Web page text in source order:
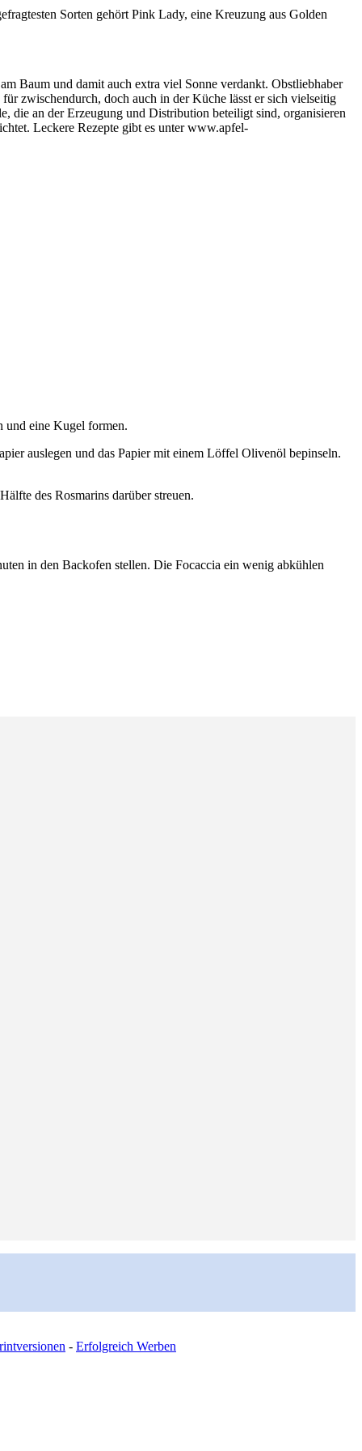
Sorten gehört Pink Lady, eine Kreuzung aus Golden
Baum und damit auch extra viel Sonne verdankt. Obstliebhaber
zwischendurch, doch auch in der Küche lässt er sich vielseitig
die an der Erzeugung und Distribution beteiligt sind, organisieren
Leckere Rezepte gibt es unter www.apfel-
und eine Kugel formen.
auslegen und das Papier mit einem Löffel Olivenöl bepinseln.
des Rosmarins darüber streuen.
in den Backofen stellen. Die Focaccia ein wenig abkühlen
- Erfolgreich Werben